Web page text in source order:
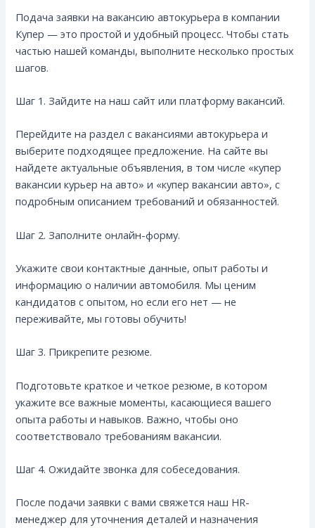
Подача заявки на вакансию автокурьера в компании
Купер — это простой и удобный процесс. Чтобы стать
частью нашей команды, выполните несколько простых
шагов.
Шаг 1. Зайдите на наш сайт или платформу вакансий.
Перейдите на раздел с вакансиями автокурьера и
выберите подходящее предложение. На сайте вы
найдете актуальные объявления, в том числе «купер
вакансии курьер на авто» и «купер вакансии авто», с
подробным описанием требований и обязанностей.
Шаг 2. Заполните онлайн-форму.
Укажите свои контактные данные, опыт работы и
информацию о наличии автомобиля. Мы ценим
кандидатов с опытом, но если его нет — не
переживайте, мы готовы обучить!
Шаг 3. Прикрепите резюме.
Подготовьте краткое и четкое резюме, в котором
укажите все важные моменты, касающиеся вашего
опыта работы и навыков. Важно, чтобы оно
соответствовало требованиям вакансии.
Шаг 4. Ожидайте звонка для собеседования.
После подачи заявки с вами свяжется наш HR-
менеджер для уточнения деталей и назначения